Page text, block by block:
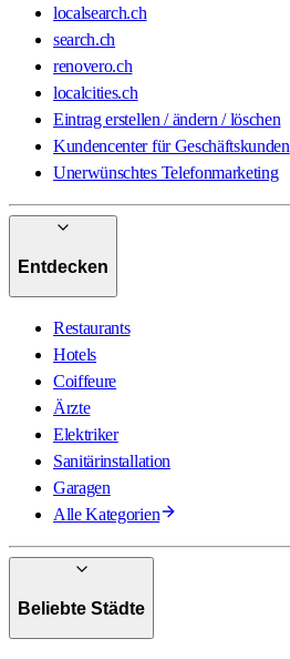
localsearch.ch
search.ch
renovero.ch
localcities.ch
Eintrag erstellen / ändern / löschen
Kundencenter für Geschäftskunden
Unerwünschtes Telefonmarketing
Entdecken
Restaurants
Hotels
Coiffeure
Ärzte
Elektriker
Sanitärinstallation
Garagen
Alle Kategorien
Beliebte Städte